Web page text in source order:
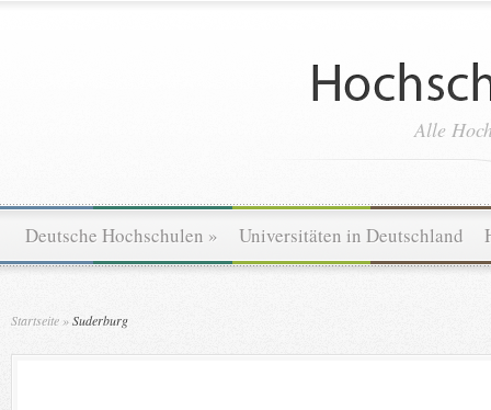
Alle
Deutsche Hochschulen » Universitäten in Deutschland
Startseite »Suderburg